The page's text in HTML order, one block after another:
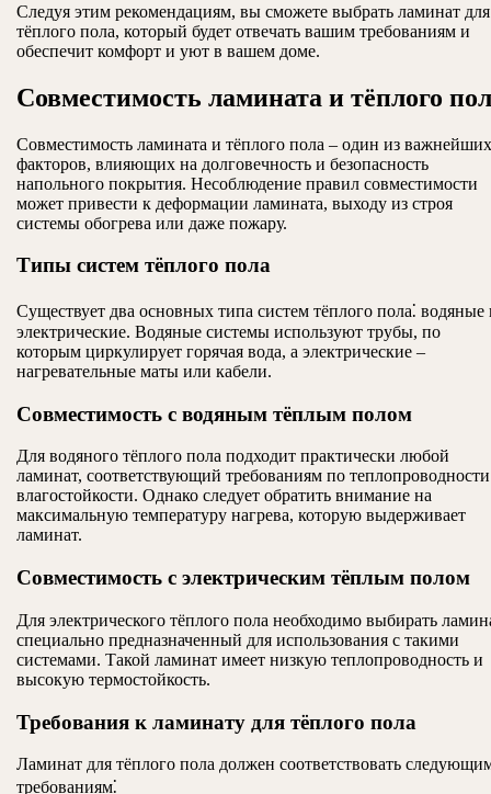
Следуя этим рекомендациям, вы сможете выбрать ламинат для
тёплого пола, который будет отвечать вашим требованиям и
обеспечит комфорт и уют в вашем доме.
Совместимость ламината и тёплого
Совместимость ламината и тёплого пола – один из важнейших
факторов, влияющих на долговечность и безопасность
напольного покрытия. Несоблюдение правил совместимости
может привести к деформации ламината, выходу из строя
системы обогрева или даже пожару.
Типы систем тёплого пола
Существует два основных типа систем тёплого пола⁚ водяные
электрические. Водяные системы используют трубы, по
которым циркулирует горячая вода, а электрические –
нагревательные маты или кабели.
Совместимость с водяным тёплым полом
Для водяного тёплого пола подходит практически любой
ламинат, соответствующий требованиям по
влагостойкости. Однако следует обратить внимание на
максимальную температуру нагрева, которую выдерживает
ламинат.
Совместимость с электрическим тёплым полом
Для электрического тёплого пола необходимо выбирать
специально предназначенный для использования с такими
системами. Такой ламинат имеет низкую теплопроводность и
высокую термостойкость.
Требования к ламинату для тёплого пола
Ламинат для тёплого пола должен соответствовать
требованиям⁚